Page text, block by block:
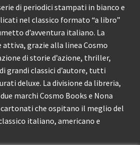
di periodici stampati in bianco e
nel classico formato “a libro”
d’avventura italiano. La
grazie alla linea Cosmo
di storie d’azione, thriller,
grandi classici d’autore, tutti
deluxe. La divisione da libreria,
marchi Cosmo Books e Nona
che ospitano il meglio del
italiano, americano e